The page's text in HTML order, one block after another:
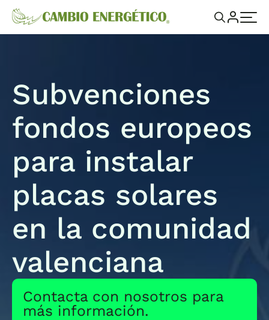
Subvenciones
fondos europeos
para instalar
placas solares
en la comunidad
valenciana
Contacta con nosotros para
más información.